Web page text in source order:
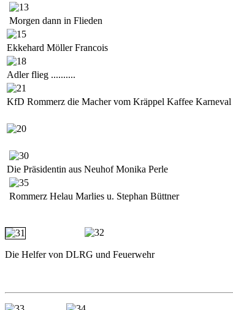
Morgen dann in Flieden
Ekkehard Möller Francois
Adler flieg ..........
KfD Rommerz die Macher vom Kräppel Kaffee Karneval
Die Präsidentin aus Neuhof Monika Perle
Rommerz Helau Marlies u. Stephan Büttner
Die Helfer von DLRG und Feuerwehr